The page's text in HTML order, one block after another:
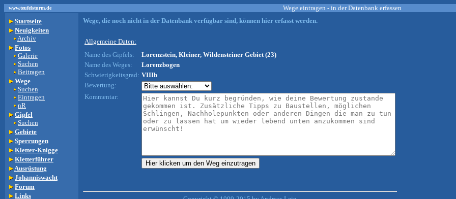
www.teufelsturm.de Wege eintragen - in der Datenbank erfassen
Startseite
Neuigkeiten
Archiv
Fotos
Galerie
Suchen
Beitragen
Wege
Suchen
Eintragen
nR
Gipfel
Suchen
Gebiete
Sperrungen
Kletter-Knigge
Kletterführer
Ausrüstung
Johanniswacht
Forum
Links
Wege, die noch nicht in der Datenbank verfügbar sind, können hier erfasst werden.
Allgemeine Daten:
Name des Gipfels:
Lorenzstein, Kleiner, Wildensteiner Gebiet (23)
Name des Weges:
Lorenzbogen
Schwierigkeitsgrad: VIIIb
Bewertung:
Kommentar: